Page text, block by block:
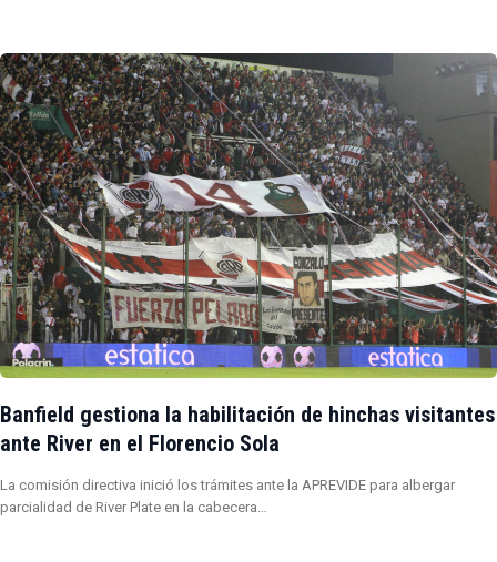
Banfield gestiona la habilitación de hinchas visitantes
ante River en el Florencio Sola
La comisión directiva inició los trámites ante la APREVIDE para albergar
parcialidad de River Plate en la cabecera…